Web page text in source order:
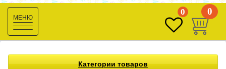
Toggle
navigation
0 0
Категории товаров